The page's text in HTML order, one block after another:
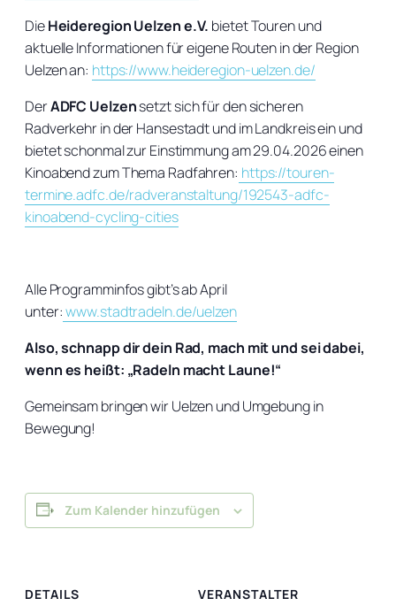
DieHeideregion Uelzen e.V. bietet Touren und
aktuelle Informationen für eigene Routen in der Region
Uelzen an: https://www.heideregion-uelzen.de/
DerADFC Uelzensetzt sich für den sicheren
Radverkehr in der Hansestadt und im Landkreis ein und
bietet schonmal zur Einstimmung am 29.04.2026 einen
Kinoabend zum Thema Radfahren: https://touren-
termine.adfc.de/radveranstaltung/192543-adfc-
kinoabend-cycling-cities
Alle Programminfos gibt’s ab April
unter:www.stadtradeln.de/uelzen
Also, schnapp dir dein Rad, mach mit und sei dabei,
wenn es heißt: „Radeln macht Laune!“
Gemeinsam bringen wir Uelzen und Umgebung in
Bewegung!
Zum Kalender hinzufügen
DETAILS
VERANSTALTER